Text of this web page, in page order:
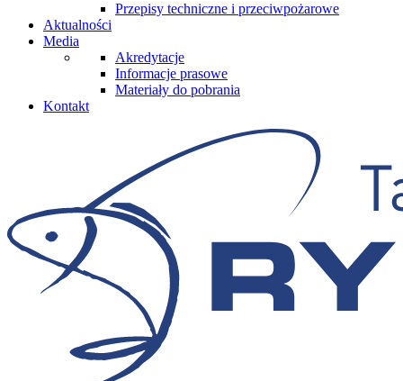
Przepisy techniczne i przeciwpożarowe
Aktualności
Media
Akredytacje
Informacje prasowe
Materiały do pobrania
Kontakt